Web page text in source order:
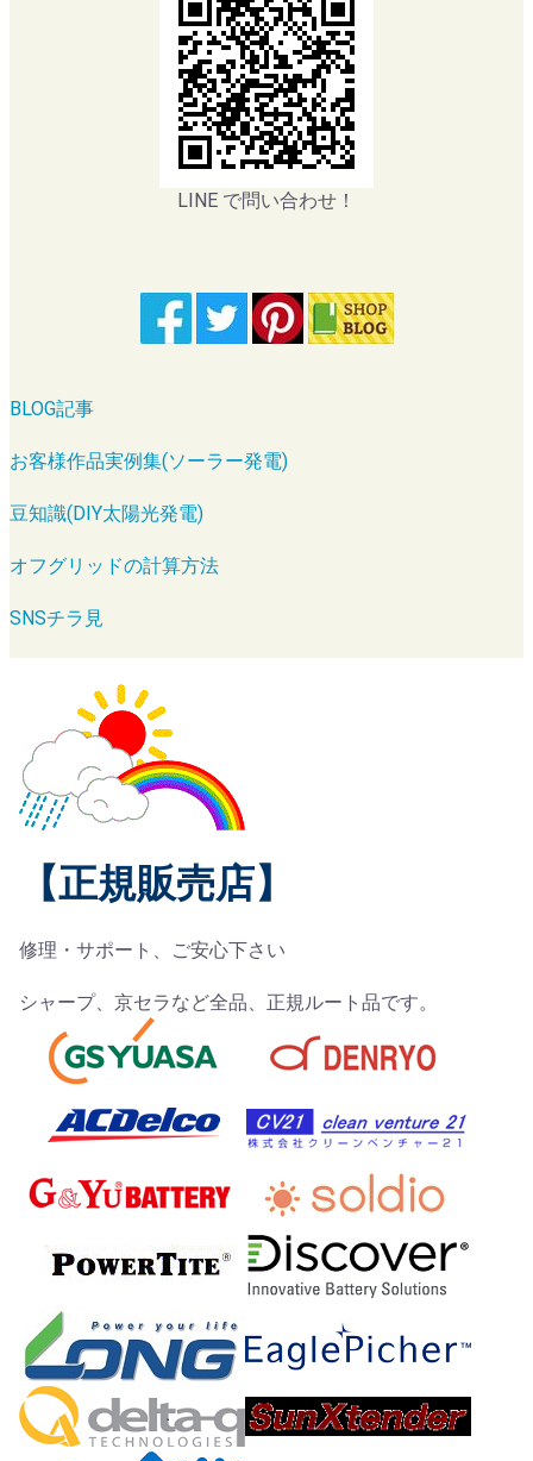
LINE で問い合わせ！
BLOG記事
お客様作品実例集(ソーラー発電)
豆知識(DIY太陽光発電)
オフグリッドの計算方法
SNSチラ見
【正規販売店】
修理・サポート、ご安心下さい
シャープ、京セラなど全品、正規ルート品です。